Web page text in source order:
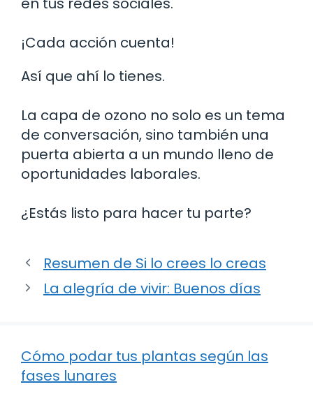
¡Cada acción cuenta!
Así que ahí lo tienes.
La capa de ozono no solo es un tema
de conversación, sino también una
puerta abierta a un mundo lleno de
oportunidades laborales.
¿Estás listo para hacer tu parte?
Resumen de Si lo crees lo creas
La alegría de vivir: Buenos días
Cómo podar tus plantas según las
fases lunares